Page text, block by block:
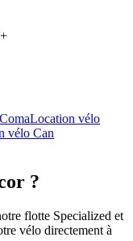
+
Location vélo
vélo Can
?
flotte Specialized et
vélo directement à